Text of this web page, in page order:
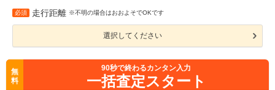
必須 走行距離 ※不明の場合はおおよそでOKです
選択してください
無
料
90秒で終わるカンタン入力
一括査定スタート